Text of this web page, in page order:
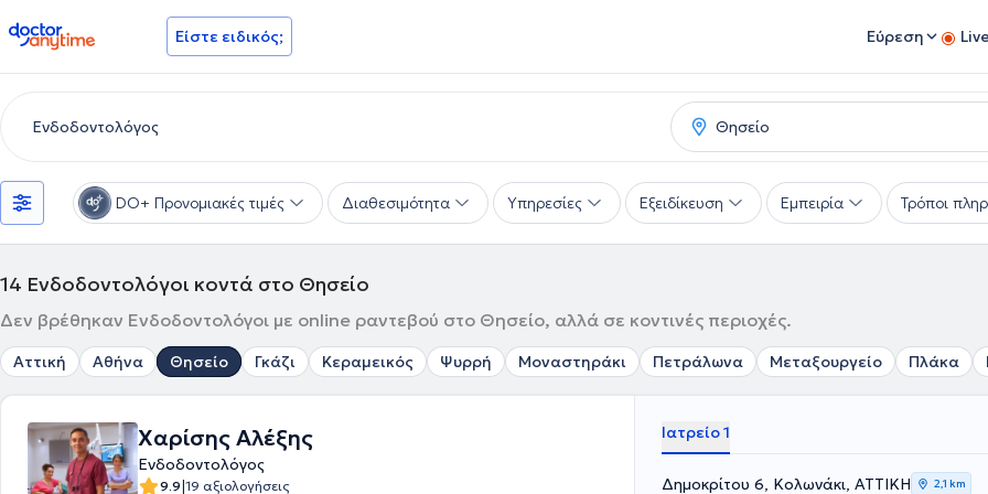
doctoranytime Είστε ειδικός; Εύρεση
DO+ Προνομιακές τιμές Διαθεσιμότητα Υπηρεσίες Εξειδίκευση Εμπειρία Τρόποι
14 Ενδοδοντολόγοι κοντά στο Θησείο
Δεν βρέθηκαν Ενδοδοντολόγοι με online ραντεβού στο Θησείο, αλλά σε κοντινές περιοχές.
Αττική Αθήνα Θησείο Γκάζι Κεραμεικός Ψυρρή Μοναστηράκι Πετράλωνα Μεταξουργείο Πλάκα
Χαρίσης Αλέξης
Ενδοδοντολόγος
9.9|19 αξιολογήσεις
Ιατρείο 1
Δημοκρίτου 6, Κολωνάκι, ΑΤΤΙΚΗ 2,1 km